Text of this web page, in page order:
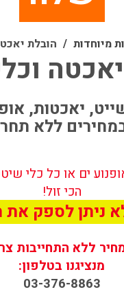
מיוחדות הובלת
יאכטות,
ללא
ים או כל כלי
הכי זול!
ניתן לספק את
ללא התחייבות
מנציגנו בטלפון:
03-376-8863